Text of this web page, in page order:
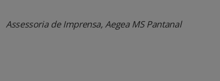
Assessoria de Imprensa, Aegea MS Pantanal